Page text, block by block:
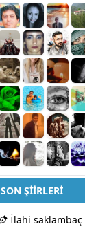
SON ŞİİRLERİ
İlahi saklambaç